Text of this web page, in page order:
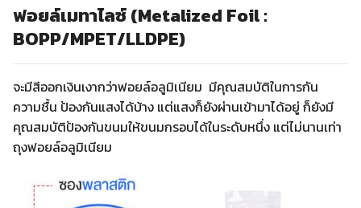
ฟอยล์เมทาไลซ์ (Metalized Foil :
BOPP/MPET/LLDPE)
จะมีสีออกเงินเงากว่าฟอยล์อลูมิเนียม มีคุณสมบัติในการกัน
ความชื้น ป้องกันแสงได้บ้าง แต่แสงก็ยังผ่านเข้ามาได้อยู่ ก็ยังมี
คุณสมบัติป้องกันขนมให้ขนมกรอบได้ในระดับหนึ่ง แต่ไม่นานเท่า
ถุงฟอยล์อลูมิเนียม